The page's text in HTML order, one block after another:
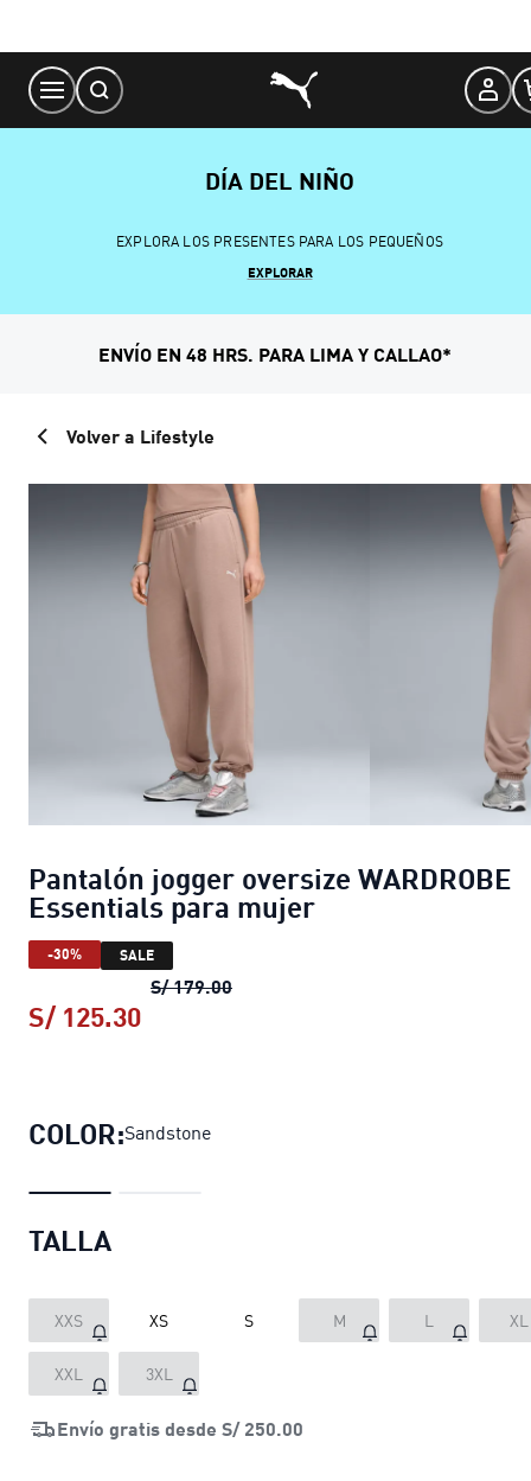
Content
DÍA DEL NIÑO
EXPLORA LOS PRESENTES PARA LOS PEQUEÑOS
EXPLORAR
ENVÍO EN 48 HRS. PARA LIMA Y CALLAO*
Volver a Lifestyle
Pantalón jogger oversize WARDROBE
Essentials para mujer
-30% SALE
S/ 179.00Pantalón jogger oversize
S/ 125.30
COLOR:Sandstone
TALLA
XXS XS S M L XL
XXL 3XL
Envío gratis desde S/ 250.00